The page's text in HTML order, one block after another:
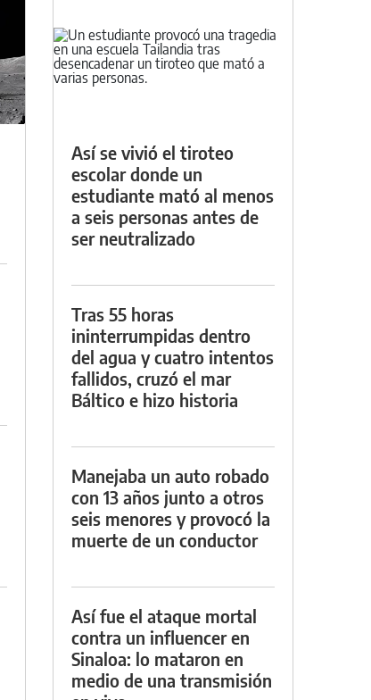
Así se vivió el tiroteo
escolar donde un
estudiante mató al menos
a seis personas antes de
ser neutralizado
Tras 55 horas
ininterrumpidas dentro
del agua y cuatro intentos
fallidos, cruzó el mar
Báltico e hizo historia
Manejaba un auto robado
con 13 años junto a otros
seis menores y provocó la
muerte de un conductor
Así fue el ataque mortal
contra un influencer en
Sinaloa: lo mataron en
medio de una transmisión